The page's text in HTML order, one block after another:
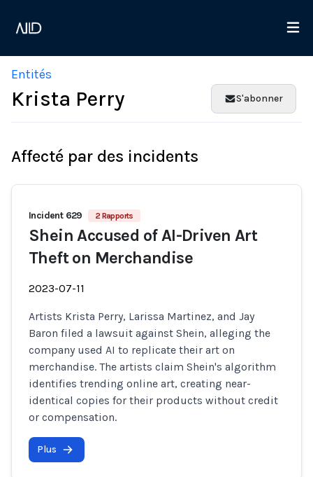
Entités
Krista Perry S'abonner
Affecté par des incidents
Incident 629 2 Rapports
Shein Accused of AI-Driven Art
Theft on Merchandise
2023-07-11
Artists Krista Perry, Larissa Martinez, and Jay
Baron filed a lawsuit against Shein, alleging the
company used AI to replicate their art on
merchandise. The artists claim Shein's algorithm
identifies trending online art, creating near-
identical copies for their products without credit
or compensation.
Plus